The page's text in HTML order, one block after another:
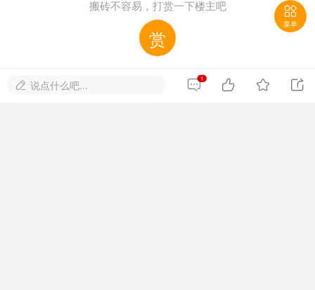

菜单
 说点什么吧... 1   